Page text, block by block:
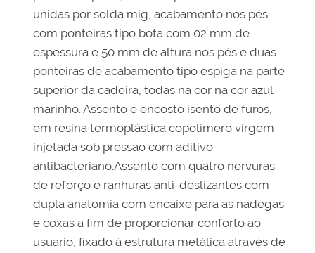
unidas por solda mig, acabamento nos pés
com ponteiras tipo bota com 02 mm de
espessura e 50 mm de altura nos pés e duas
ponteiras de acabamento tipo espiga na parte
superior da cadeira, todas na cor na cor azul
marinho. Assento e encosto isento de furos,
em resina termoplástica copolimero virgem
injetada sob pressão com aditivo
antibacteriano.Assento com quatro nervuras
de reforço e ranhuras anti-deslizantes com
dupla anatomia com encaixe para as nadegas
e coxas a fim de proporcionar conforto ao
usuário, fixado à estrutura metálica através de